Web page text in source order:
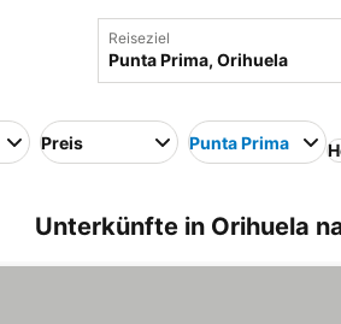
Reiseziel
Preis Punta Prima
Unterkünfte in Orihuela